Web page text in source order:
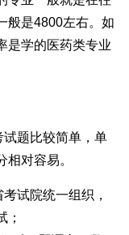
般是4800左右。如
是学的医药类专业
题比较简单，单
对容易。
试院统一组织，
；